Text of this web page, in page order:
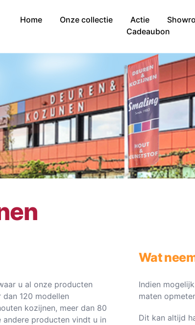
Home Onze collectie Actie
Cadeaubon
u al onze producten
120 modellen
kozijnen, meer dan 80
andere producten vindt u in
Wat
Indien
maten
Dit kan altijd